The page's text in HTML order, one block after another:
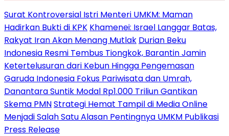
Surat Kontroversial Istri Menteri UMKM: Maman
Hadirkan Bukti di KPK Khamenei: Israel Langgar Batas,
Rakyat Iran Akan Menang Mutlak Durian Beku
Indonesia Resmi Tembus Tiongkok, Barantin Jamin
Ketertelusuran dari Kebun Hingga Pengemasan
Garuda Indonesia Fokus Pariwisata dan Umrah,
Danantara Suntik Modal Rp1.000 Triliun Gantikan
Skema PMNStrategi Hemat Tampil di Media Online
Menjadi Salah Satu Alasan Pentingnya UMKM Publikasi
Press Release